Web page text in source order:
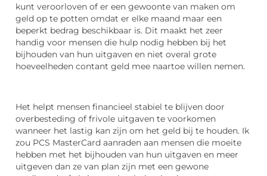
kunt veroorloven of er een gewoonte van maken om
geld op te potten omdat er elke maand maar een
beperkt bedrag beschikbaar is. Dit maakt het zeer
handig voor mensen die hulp nodig hebben bij het
bijhouden van hun uitgaven en niet overal grote
hoeveelheden contant geld mee naartoe willen nemen.
Het helpt mensen financieel stabiel te blijven door
overbesteding of frivole uitgaven te voorkomen
wanneer het lastig kan zijn om het geld bij te houden. Ik
zou PCS MasterCard aanraden aan mensen die moeite
hebben met het bijhouden van hun uitgaven en meer
uitgeven dan ze van plan zijn met een gewone